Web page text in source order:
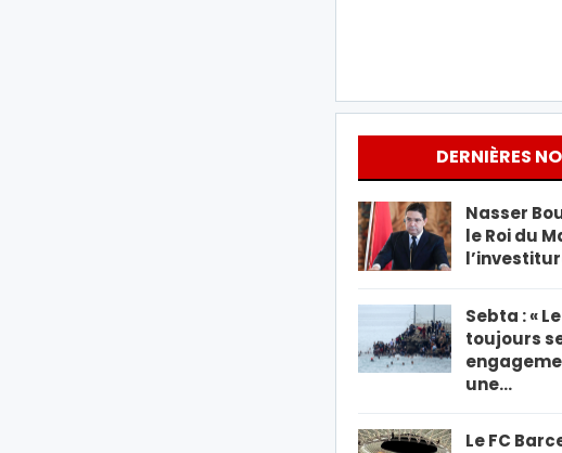
DERNIÈRES
Nasser
le Roi du
Sebta : «
toujours
une…
Le FC